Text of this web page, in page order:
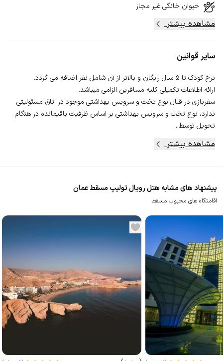
حیوان خانگیغیر مجاز
مشاهده بیشتر
سایر قوانین
سفربازی در قبال نوع تخت و سرویس بهداشتی موجود در اتاق مسئولیتی
ندارد، نوع تخت و سرویس بهداشتی بر اساس ظرفیت باقیمانده در هنگام
تحویل توسط...
مشاهده بیشتر
پیشنهاد های مشابه هتل رویال تولیپ مسقط عمان
اقامتگاه های محبوب مسقط